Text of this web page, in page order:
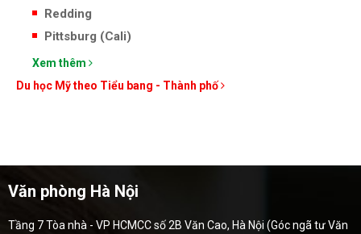
Redding
Pittsburg (Cali)
Xem thêm
Du học Mỹ theo Tiểu bang - Thành phố
Văn phòng Hà Nội
Tầng 7 Tòa nhà - VP HCMCC số 2B Văn Cao, Hà Nội (Góc ngã tư Văn